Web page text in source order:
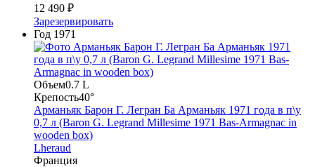
12 490 ₽
Зарезервировать
Год 1971
Объем0.7 L
Крепость40°
Арманьяк Барон Г. Легран Ба Арманьяк 1971 года в п\у
0,7 л (Baron G. Legrand Millesime 1971 Bas-Armagnac in
wooden box)
Lheraud
Франция